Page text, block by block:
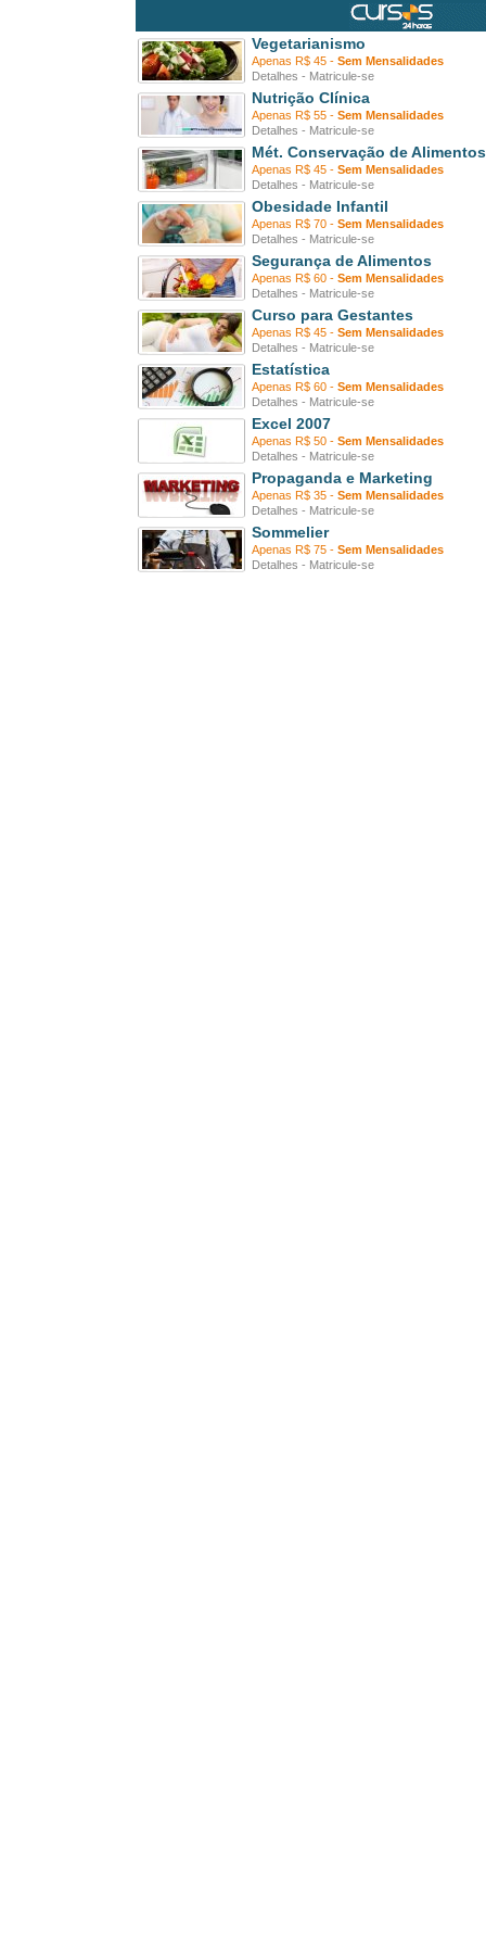
Vegetarianismo
Apenas R$ 45 - Sem Mensalidades
Detalhes - Matricule-se
Nutrição Clínica
Apenas R$ 55 - Sem Mensalidades
Detalhes - Matricule-se
Mét. Conservação de Alimentos
Apenas R$ 45 - Sem Mensalidades
Detalhes - Matricule-se
Obesidade Infantil
Apenas R$ 70 - Sem Mensalidades
Detalhes - Matricule-se
Segurança de Alimentos
Apenas R$ 60 - Sem Mensalidades
Detalhes - Matricule-se
Curso para Gestantes
Apenas R$ 45 - Sem Mensalidades
Detalhes - Matricule-se
Estatística
Apenas R$ 60 - Sem Mensalidades
Detalhes - Matricule-se
Excel 2007
Apenas R$ 50 - Sem Mensalidades
Detalhes - Matricule-se
Propaganda e Marketing
Apenas R$ 35 - Sem Mensalidades
Detalhes - Matricule-se
Sommelier
Apenas R$ 75 - Sem Mensalidades
Detalhes - Matricule-se